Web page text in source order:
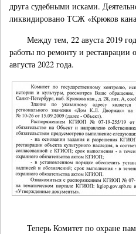
друга судебными исками.
ликвидировано ТСЖ «Крюков
Между тем, 22 авуста 2019
работы по ремонту и реставрации
августа 2022 года.
Теперь Комитет по охране